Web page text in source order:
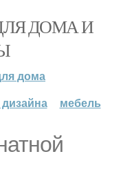
ДОМА И
дома
мебель